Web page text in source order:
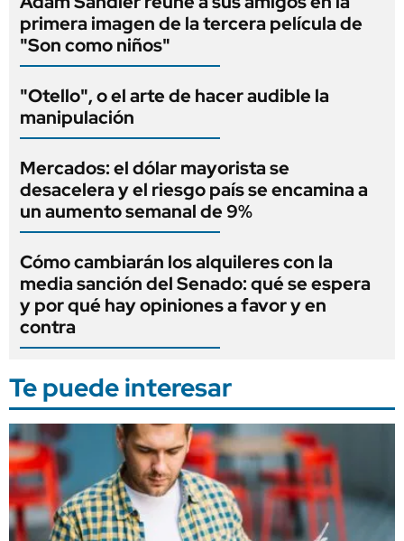
primera imagen de la tercera película de
"Son como niños"
"Otello", o el arte de hacer audible la
manipulación
Mercados: el dólar mayorista se
desacelera y el riesgo país se encamina a
un aumento semanal de 9%
Cómo cambiarán los alquileres con la
media sanción del Senado: qué se espera
y por qué hay opiniones a favor y en
contra
Te puede interesar